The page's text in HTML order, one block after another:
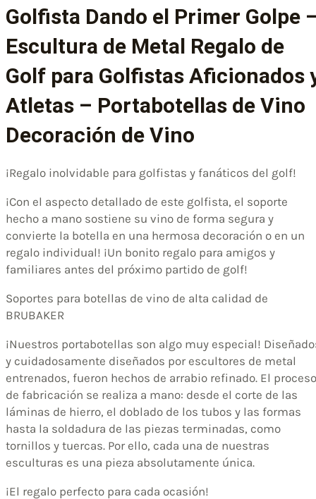
Golfista Dando el Primer Golpe
Escultura de Metal Regalo de
Golf para Golfistas Aficionados
Atletas – Portabotellas de Vino
Decoración de Vino
¡Regalo inolvidable para golfistas y fanáticos del golf!
¡Con el aspecto detallado de este golfista, el soporte
hecho a mano sostiene su vino de forma segura y
convierte la botella en una hermosa decoración o en un
regalo individual! ¡Un bonito regalo para amigos y
familiares antes del próximo partido de golf!
Soportes para botellas de vino de alta calidad de
BRUBAKER
¡Nuestros portabotellas son algo muy especial!
y cuidadosamente diseñados por escultores de metal
entrenados, fueron hechos de arrabio refinado. El proceso
de fabricación se realiza a mano: desde el corte de las
láminas de hierro, el doblado de los tubos y las formas
hasta la soldadura de las piezas terminadas, como
tornillos y tuercas. Por ello, cada una de nuestras
esculturas es una pieza absolutamente única.
¡El regalo perfecto para cada ocasión!